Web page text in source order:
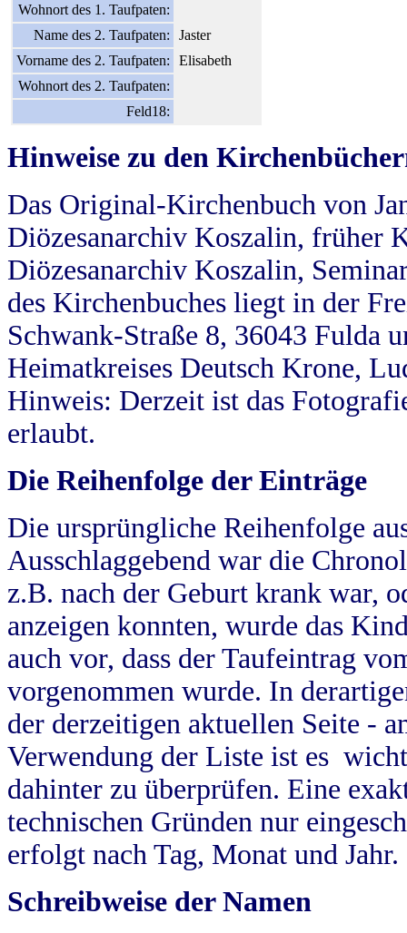
Wohnort des 1. Taufpaten:
Name des 2. Taufpaten:
Jaster
Vorname des 2. Taufpaten:
Elisabeth
Wohnort des 2. Taufpaten:
Feld18:
Hinweise zu den
Das Original-Kirchenbuch von
Diözesanarchiv Koszalin, früher
Diözesanarchiv Koszalin,
des Kirchenbuches liegt in der
Schwank-Straße 8, 36043 Fulda
Heimatkreises Deutsch Krone,
Hinweis: Derzeit ist das
erlaubt.
Die Reihenfolge der Einträge
Die ursprüngliche Reihenfolge
Ausschlaggebend war die
z.B. nach der Geburt krank war,
anzeigen konnten, wurde das
auch vor, dass der Taufeintrag
vorgenommen wurde. In
der derzeitigen aktuellen Seite -
Verwendung der Liste ist es
dahinter zu überprüfen. Eine
technischen Gründen nur
erfolgt nach Tag, Monat und Jahr.
Schreibweise der Namen